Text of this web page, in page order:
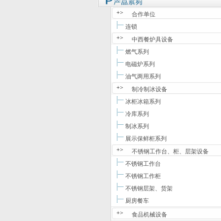
+>
合作单位
连锁
+>
中西餐炉具设备
燃气系列
电磁炉系列
油气两用系列
+>
制冷制冰设备
冰柜冰箱系列
冷库系列
制冰系列
展示保鲜柜系列
+>
不锈钢工作台、柜、层架设备
不锈钢工作台
不锈钢工作柜
不锈钢层架、货架
厨房餐车
+>
食品机械设备